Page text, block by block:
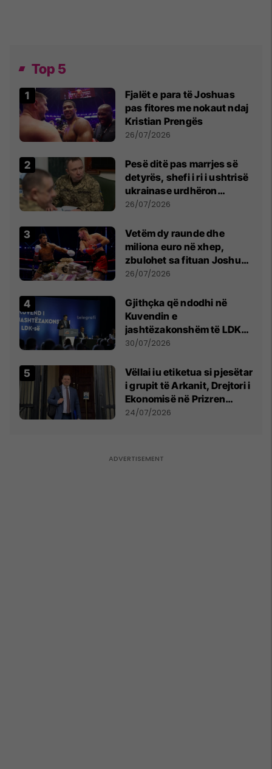
Top 5
Fjalët e para të Joshuas
pas fitores me nokaut ndaj
Kristian Prengës
26/07/2026
Pesë ditë pas marrjes së
detyrës, shefi i ri i ushtrisë
ukrainase urdhëron
kontroll të madh
26/07/2026
Vetëm dy raunde dhe
miliona euro në xhep,
zbulohet sa fituan Joshua
e Prenga
26/07/2026
Gjithçka që ndodhi në
Kuvendin e
jashtëzakonshëm të LDK-
së
30/07/2026
Vëllai iu etiketua si pjesëtar
i grupit të Arkanit, Drejtori i
Ekonomisë në Prizren
mohon pretendimet
24/07/2026